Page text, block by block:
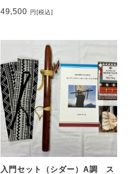
49,500 円[税込]
入門セット（シダー）A調 ス